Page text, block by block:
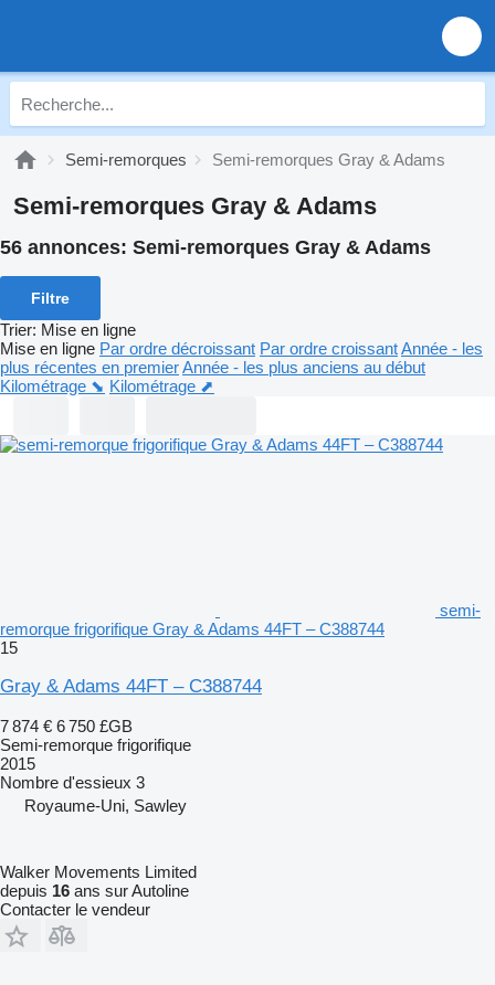
Semi-remorques Semi-remorques Gray & Adams
Semi-remorques Gray & Adams
56 annonces: Semi-remorques Gray & Adams
Filtre
Trier: Mise en ligne
Mise en ligne Par ordre décroissant Par ordre croissantAnnée - les
plus récentes en premierAnnée - les plus anciens au début
Kilométrage ⬊ Kilométrage ⬈
semi-
remorque frigorifique Gray & Adams 44FT – C388744
15
Gray & Adams 44FT – C388744
7 874 € 6 750 £GB
Semi-remorque frigorifique
2015
Nombre d'essieux 3
Royaume-Uni, Sawley
Walker Movements Limited
depuis 16 ans sur Autoline
Contacter le vendeur